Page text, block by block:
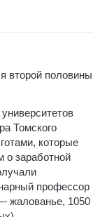
второй половины
Томского
которые
о заработной
профессор
жалованье, 1050